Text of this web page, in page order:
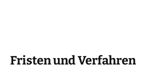
Fristen und Verfahren